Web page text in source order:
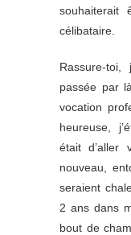
souhaiterait
célibataire.
Rassure-
passée par
vocation
heureuse,
était d’aller
nouveau,
seraient
2 ans dans
bout de